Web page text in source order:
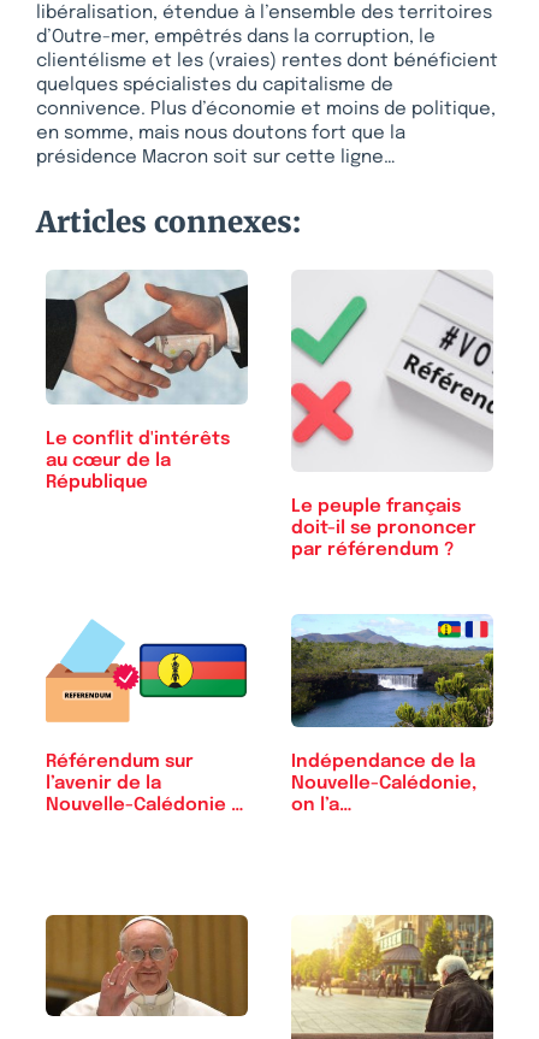
libéralisation, étendue à l’ensemble des territoires
d’Outre-mer, empêtrés dans la corruption, le
clientélisme et les (vraies) rentes dont bénéficient
quelques spécialistes du capitalisme de
connivence. Plus d’économie et moins de politique,
en somme, mais nous doutons fort que la
présidence Macron soit sur cette ligne…
Articles connexes:
Le conflit d'intérêts
au cœur de la
République
Le peuple français
doit-il se prononcer
par référendum ?
Référendum sur
l’avenir de la
Nouvelle-Calédonie :
Indépendance de la
Nouvelle-Calédonie,
on l’a…